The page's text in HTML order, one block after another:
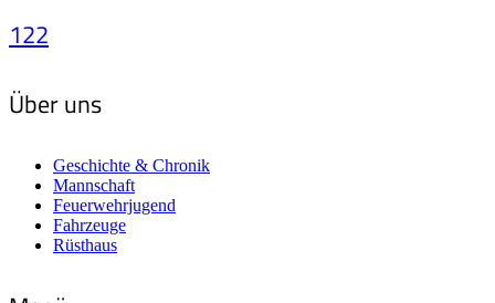
122
Über uns
Geschichte & Chronik
Mannschaft
Feuerwehrjugend
Fahrzeuge
Rüsthaus